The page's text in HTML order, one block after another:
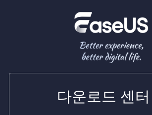
다운로드 센터